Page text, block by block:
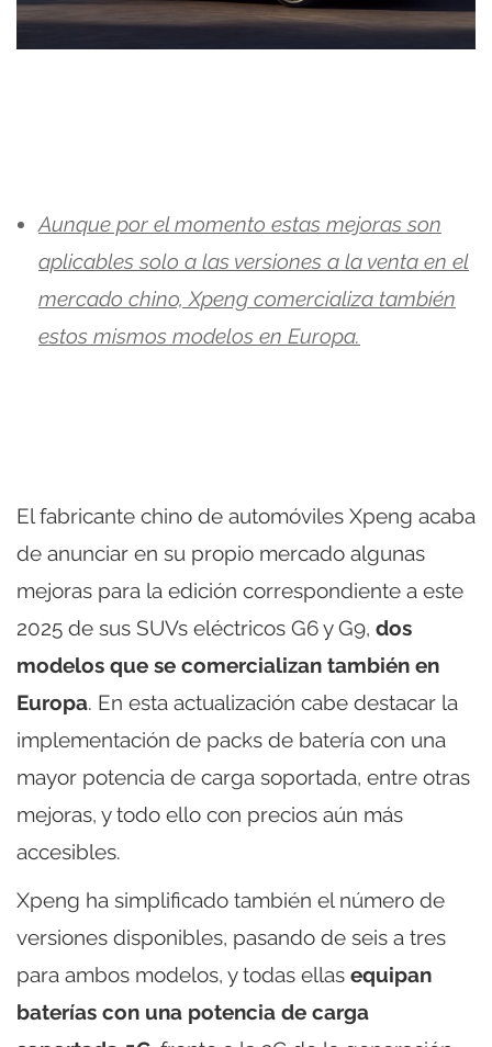
Aunque por el momento estas mejoras son
aplicables solo a las versiones a la venta en el
mercado chino, Xpeng comercializa también
estos mismos modelos en Europa.
El fabricante chino de automóviles Xpeng acaba
de anunciar en su propio mercado algunas
mejoras para la edición correspondiente a este
2025 de sus SUVs eléctricos G6 y G9, dos
modelos que se comercializan también en
Europa. En esta actualización cabe destacar la
implementación de packs de batería con una
mayor potencia de carga soportada, entre otras
mejoras, y todo ello con precios aún más
accesibles.
Xpeng ha simplificado también el número de
versiones disponibles, pasando de seis a tres
para ambos modelos, y todas ellas equipan
baterías con una potencia de carga